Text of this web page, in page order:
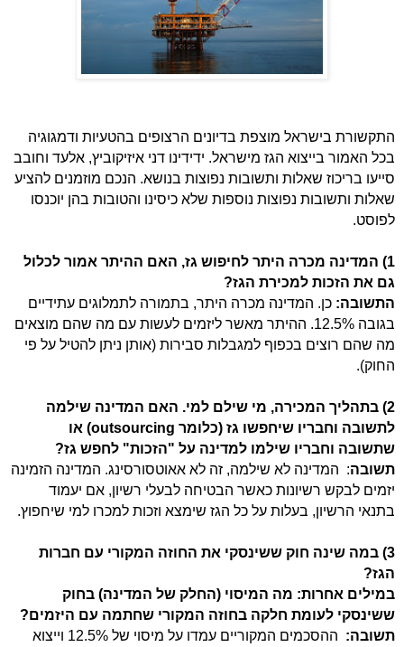
התקשורת בישראל מוצפת בדיונים הרצופים בהטעיות ודמגוגיה
בכל האמור בייצוא הגז מישראל. ידידינו דני איזיקוביץ, אלעד וחובב
סייעו בריכוז שאלות ותשובות נפוצות בנושא. הנכם מוזמנים להציע
שאלות ותשובות נפוצות נוספות שלא כיסינו והטובות בהן יוכנסו
לפוסט.
1) המדינה מכרה היתר לחיפוש גז, האם ההיתר אמור לכלול
גם את הזכות למכירת הגז?
התשובה: כן. המדינה מכרה היתר, בתמורה לתמלוגים עתידיים
בגובה 12.5%. ההיתר מאשר ליזמים לעשות עם מה שהם מוצאים
מה שהם רוצים בכפוף למגבלות סבירות (אותן ניתן להטיל על פי
החוק).
2) בתהליך המכירה, מי שילם למי.
האם המדינה שילמה
לתשובה וחבריו שיחפשו גז (כלומר outsourcing) או
שתשובה וחבריו שילמו למדינה על "הזכות" לחפש גז?
תשובה: המדינה לא שילמה, זה לא אאוטסורסינג. המדינה הזמינה
יזמים לבקש רשיונות כאשר הבטיחה לבעלי רשיון, אם יעמוד
בתנאי הרשיון, בעלות על כל הגז שימצא וזכות למכרו למי שיחפוץ.
3) במה שינה חוק ששינסקי את החוזה המקורי עם חברות
הגז?
במילים אחרות: מה המיסוי (החלק של המדינה) בחוק
ששינסקי לעומת חלקה בחוזה המקורי שחתמה עם היזמים?
תשובה:
ההסכמים המקוריים עמדו על מיסוי של 12.5% וייצוא